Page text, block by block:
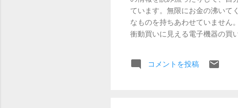
ています。無限にお金の沸いて
なものを持ちあわせていません
衝動買いに見える電子機器の買
断であるのですから、売り場に
にくさがあったりして、常用す
コメントを投稿